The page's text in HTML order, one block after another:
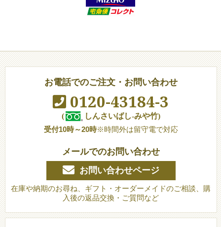
お電話でのご注文・お問い合わせ
0120-43184-3
(
しんさいばし-みや竹)
受付10時～20時※時間外は留守電で対応
メールでのお問い合わせ
お問い合わせページ
在庫や納期のお尋ね、ギフト・オーダーメイドのご相談、購
入後の返品交換・ご質問など